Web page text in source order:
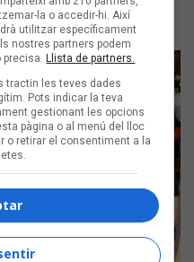
la o accedir-hi. Així
utilitzar específicament
nostres partners podem
Llista de partners.
tractin les teves dades
Pots indicar la teva
gestionant les opcions
pàgina o al menú del lloc
o retirar el consentiment a la